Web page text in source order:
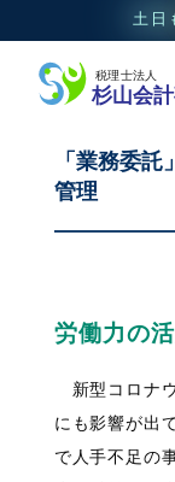
土日
「業務委
管理
労働力の
新型コロナ
にも影響が出
で人手不足の